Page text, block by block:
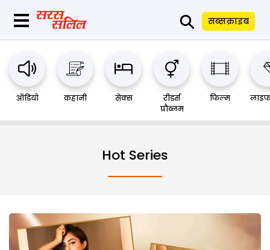
⚲ सब्सक्राइब
ऑडियो कहानी सेक्स
रीडर्स
प्रौब्लम
फिल्म
Hot Series